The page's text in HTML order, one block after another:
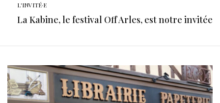
L'INVITÉ·E
La Kabine, le festival Off Arles, est notre invitée